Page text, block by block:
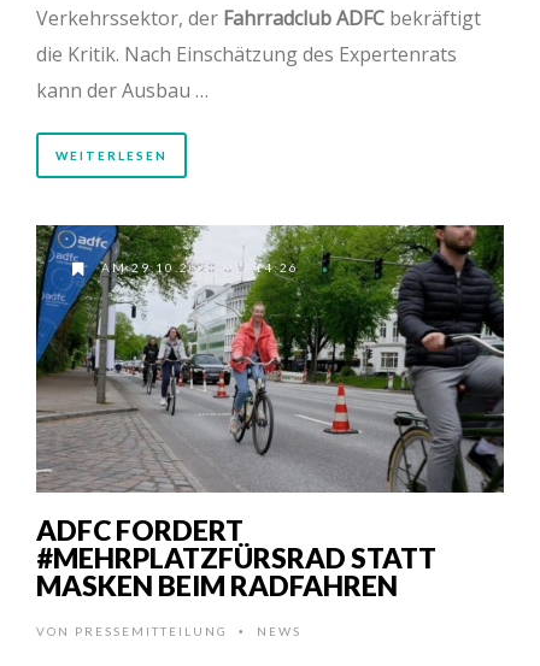
Verkehrssektor, der Fahrradclub ADFC bekräftigt
die Kritik. Nach Einschätzung des Expertenrats
kann der Ausbau …
WEITERLESEN
AM 29.10.2020 UM 14:26
ADFC FORDERT
#MEHRPLATZFÜRSRAD STATT
MASKEN BEIM RADFAHREN
VON PRESSEMITTEILUNG • NEWS